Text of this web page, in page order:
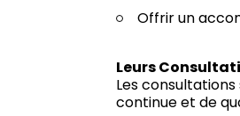
Offrir un
Leurs
Les
continue et de